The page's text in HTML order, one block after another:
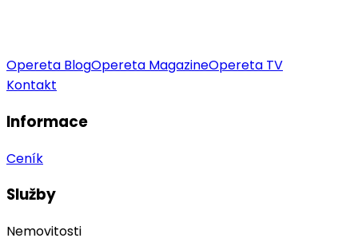
Opereta BlogOpereta MagazineOpereta TV
Kontakt
Informace
Ceník
Služby
Nemovitosti